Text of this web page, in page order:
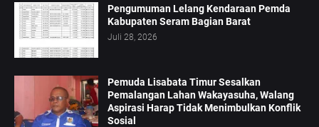
Pengumuman Lelang Kendaraan Pemda
Kabupaten Seram Bagian Barat
Juli 28, 2026
Pemuda Lisabata Timur Sesalkan
Pemalangan Lahan Wakayasuha, Walang
Aspirasi Harap Tidak Menimbulkan Konflik
Sosial